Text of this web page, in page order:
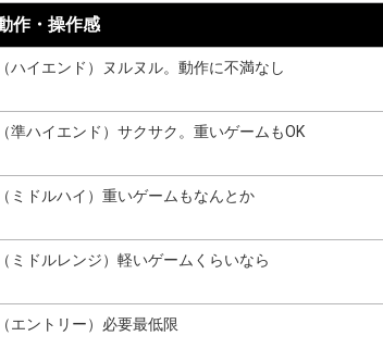
作・操作感
（ハイエンド）ヌルヌル。動作に不満なし
（準ハイエンド）サクサク。重いゲームもOK
（ミドルハイ）重いゲームもなんとか
（ミドルレンジ）軽いゲームくらいなら
（エントリー）必要最低限